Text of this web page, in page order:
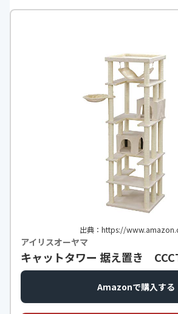
出典：https://
アイリスオーヤマ
キャットタワー 据え置き
Amazonで購入する